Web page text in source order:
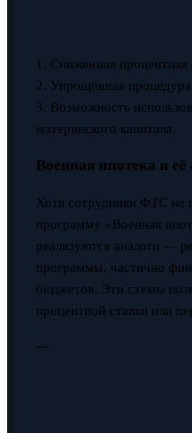
1. Сниженная
2. Упрощённая процедура
3. Возможность
материнского капитала.
Военная ипотека и
Хотя сотрудники ФТС не
программу «Военная
реализуются аналоги —
программы, частично
бюджетов. Эти схемы
процентной ставки или
---